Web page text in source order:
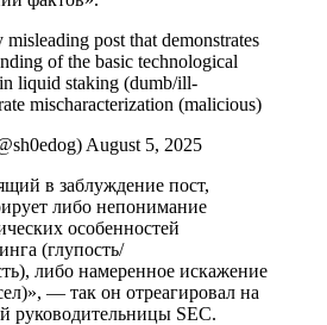
post that demonstrates
of the basic technological
liquid staking (dumb/ill-
mischaracterization (malicious)
August 5, 2025
в заблуждение пост,
либо непонимание
особенностей
(глупость/
либо намеренное искажение
— так он отреагировал на
руководительницы SEC.